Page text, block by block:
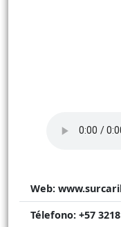
Web:
Télefono: +57